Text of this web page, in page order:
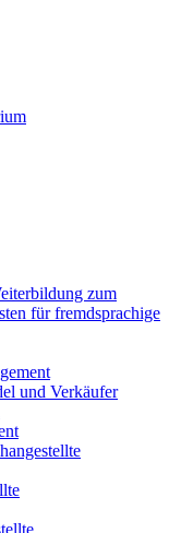
zum
für fremdsprachige
und Verkäufer